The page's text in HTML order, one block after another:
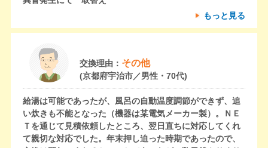
もっと見る
交換理由： その他
(京都府宇治市／男性・70代)
給湯は可能であったが、風呂の自動温度調節ができず、追
い炊きも不能となった（機器は某電気メーカー製）。ＮＥ
Ｔを通じて見積依頼したところ、翌日直ちに対応してくれ
て親切な対応でした。年末押し迫った時期であったので、